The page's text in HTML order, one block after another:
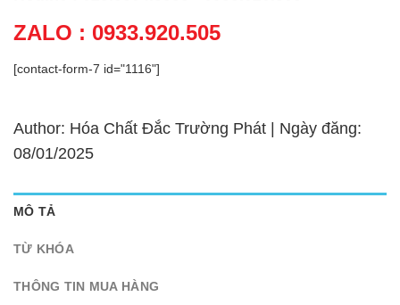
ZALO : 0933.920.505
[contact-form-7 id="1116"]
Author: Hóa Chất Đắc Trường Phát | Ngày đăng:
08/01/2025
MÔ TẢ
TỪ KHÓA
THÔNG TIN MUA HÀNG